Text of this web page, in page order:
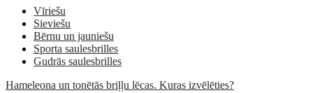
Vīriešu
Sieviešu
Bērnu un jauniešu
Sporta saulesbrilles
Gudrās saulesbrilles
Hameleona un tonētās briļļu lēcas. Kuras izvēlēties?